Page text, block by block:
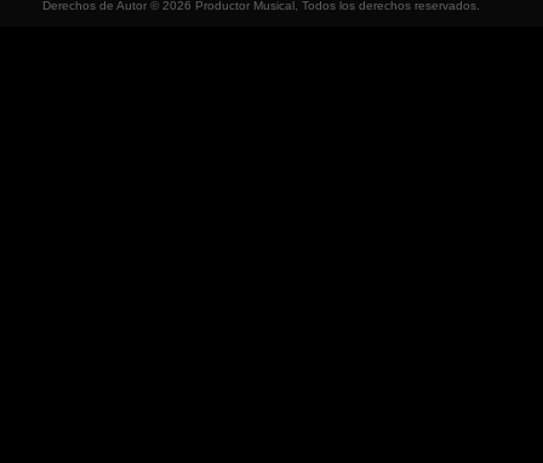
Derechos de Autor © 2026 Productor Musical, Todos los derechos reservados.